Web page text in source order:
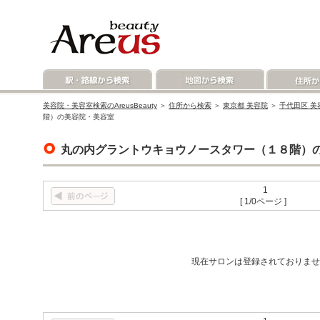
美容院・美容室検索のAreusBeauty ＞ 住所から検索 ＞ 東京都 美容院 ＞ 千代田区 美
階）の美容院・美容室
丸の内グラントウキョウノースタワー（１８階）
1
[ 1/0ページ ]
現在サロンは登録されておりま